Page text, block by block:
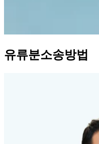
유류분소송방법